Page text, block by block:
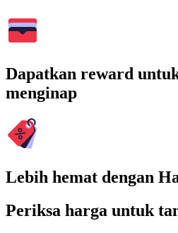
Dapatkan reward
menginap
Lebih hemat dengan
Periksa harga untuk